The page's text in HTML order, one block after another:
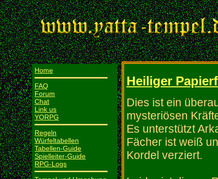
Home
FAQ
Forum
Chat
Link us
YORPG
Regeln
Würfeltabellen
Tabellen-Guide
Spielleiter-Guide
RPG-Logs
Heiliger
Dies ist ein
mysteriösen
Es unterstützt
Fächer ist weiß
Kordel verziert.